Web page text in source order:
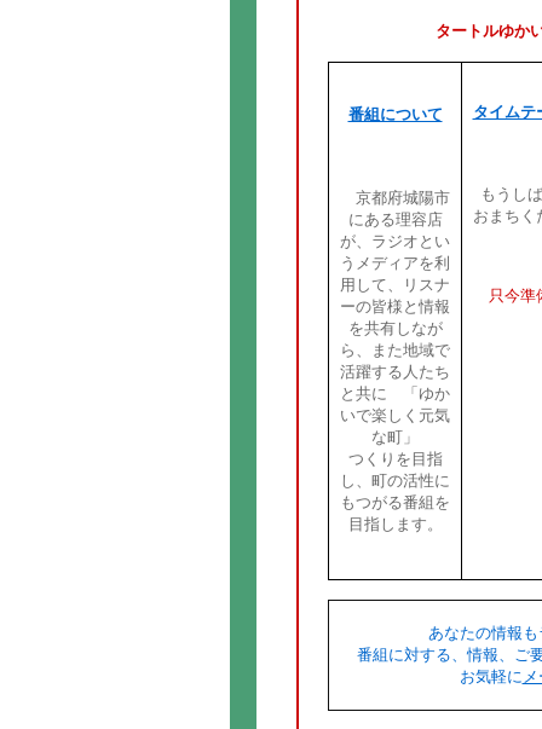
タートルゆか
番組について
京都府城陽市
にある理容店
が、ラジオとい
うメディアを利
用して、リスナ
ーの皆様と情報
を共有しなが
ら、また地域で
活躍する人たち
と共に 「ゆか
いで楽しく元気
な町」
つくりを目指
し、町の活性に
もつがる番組を
目指します。
タイムテ
もうし
おまちく
只今準
あなたの情報
番組に対する、情報、ご
お気軽に